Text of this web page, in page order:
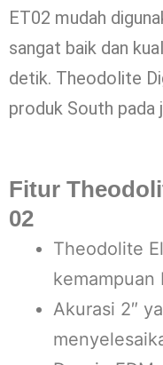
ET02 mudah
sangat baik dan
detik. Theodolite
produk South
Fitur
02
Theodolite
kemampuan
Akurasi 2″